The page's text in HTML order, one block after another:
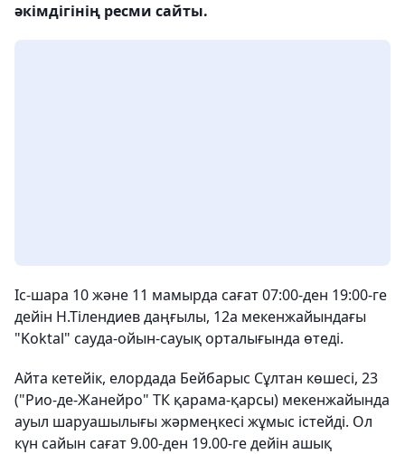
әкімдігінің ресми сайты.
Іс-шара 10 және 11 мамырда сағат 07:00-ден 19:00-ге
дейін Н.Тілендиев даңғылы, 12а мекенжайындағы
"Koktal" сауда-ойын-сауық орталығында өтеді.
Айта кетейік, елордада Бейбарыс Сұлтан көшесі, 23
("Рио-де-Жанейро" ТК қарама-қарсы) мекенжайында
ауыл шаруашылығы жәрмеңкесі жұмыс істейді. Ол
күн сайын сағат 9.00-ден 19.00-ге дейін ашық